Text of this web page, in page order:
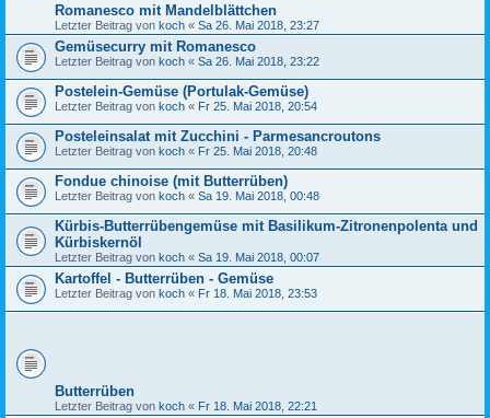
Romanesco mit Mandelblättchen
Letzter Beitrag von koch « Sa 26. Mai 2018, 23:27
Gemüsecurry mit Romanesco
Letzter Beitrag von koch « Sa 26. Mai 2018, 23:22
Postelein-Gemüse (Portulak-Gemüse)
Letzter Beitrag von koch « Fr 25. Mai 2018, 20:54
Posteleinsalat mit Zucchini - Parmesancroutons
Letzter Beitrag von koch « Fr 25. Mai 2018, 20:48
Fondue chinoise (mit Butterrüben)
Letzter Beitrag von koch « Sa 19. Mai 2018, 00:48
Kürbis-Butterrübengemüse mit Basilikum-Zitronenpolenta und
Kürbiskernöl
Letzter Beitrag von koch « Sa 19. Mai 2018, 00:07
Kartoffel - Butterrüben - Gemüse
Letzter Beitrag von koch « Fr 18. Mai 2018, 23:53
Butterrüben
Letzter Beitrag von koch « Fr 18. Mai 2018, 22:21